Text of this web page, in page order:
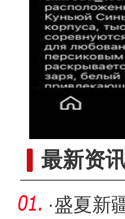
最新资
·盛夏新